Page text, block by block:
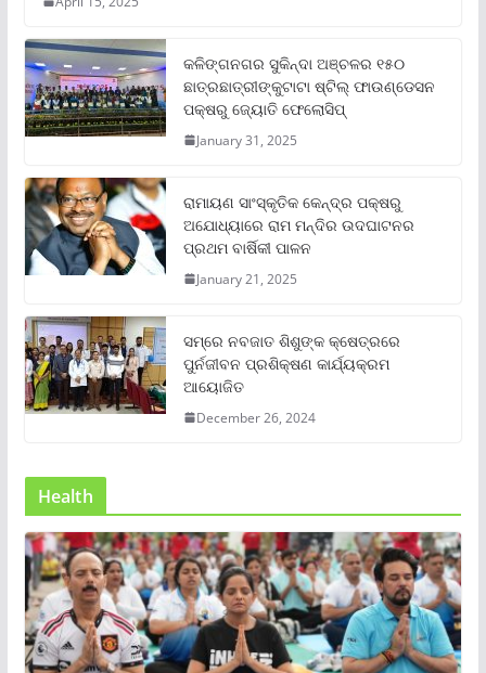
କଳିଙ୍ଗନଗର ସୁକିନ୍ଦା ଅଞ୍ଚଳର ୧୫୦
ଛାତ୍ରଛାତ୍ରୀଙ୍କୁଟାଟା ଷ୍ଟିଲ୍ ଫାଉଣ୍ଡେସନ
ପକ୍ଷରୁ ଜ୍ୟୋତି ଫେଲୋସିପ୍‌
January 31, 2025
ରାମାୟଣ ସାଂସ୍କୃତିକ କେନ୍ଦ୍ର ପକ୍ଷରୁ
ଅଯୋଧ୍ୟାରେ ରାମ ମନ୍ଦିର ଉଦଘାଟନର
ପ୍ରଥମ ବାର୍ଷିକୀ ପାଳନ
January 21, 2025
ସମ୍‌ରେ ନବଜାତ ଶିଶୁଙ୍କ କ୍ଷେତ୍ରରେ
ପୁର୍ନଜୀବନ ପ୍ରଶିକ୍ଷଣ କାର୍ଯ୍ୟକ୍ରମ
ଆୟୋଜିତ
December 26, 2024
Health